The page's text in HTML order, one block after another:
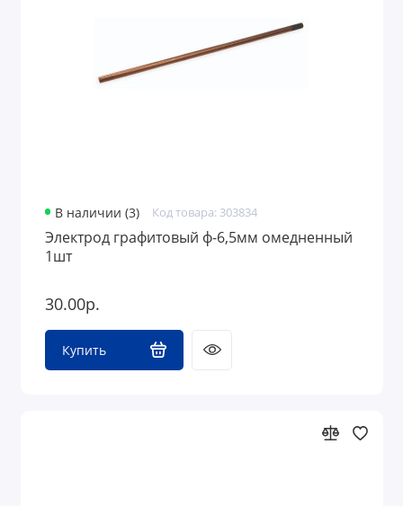
Грузоподъемное оборудование
В наличии (3) Код товара: 303834
Электрод графитовый ф-6,5мм омедненный
1шт
30.00р.
Купить